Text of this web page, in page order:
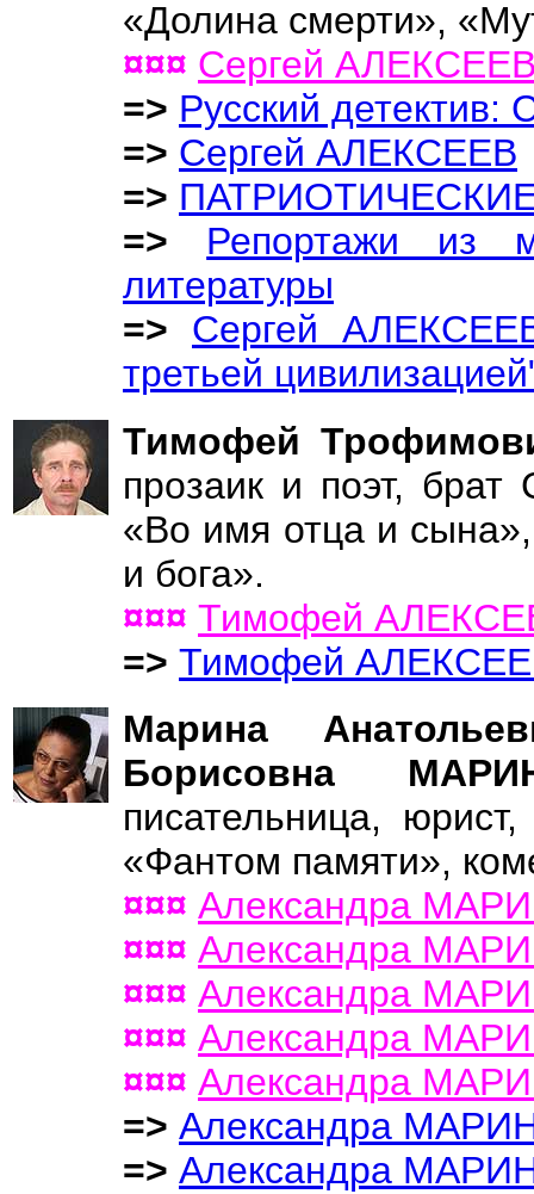
«Долина смерти»,
¤¤¤ Сергей
=> Русский
=> Сергей АЛЕКСЕЕВ
=>
=> Репортажи из
литературы
=> Сергей
третьей
Тимофей
прозаик и поэт, брат
«Во имя отца и
и бога».
¤¤¤ Тимофей
=> Тимофей
Марина
Борисовна
писательница,
«Фантом памяти»,
¤¤¤ Александра
¤¤¤ Александра
¤¤¤ Александра
¤¤¤ Александра
¤¤¤ Александра
=> Александра
=> Александра